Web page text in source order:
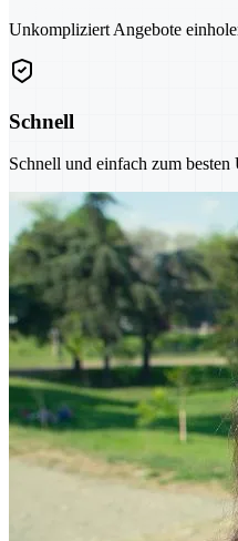
Unkompliziert Angebote
Schnell
Schnell und einfach zum besten